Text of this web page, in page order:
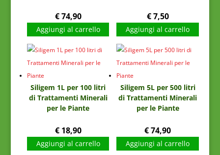
€74,90
Aggiungi al carrello
€7,50
Aggiungi al carrello
Siligem 1L per 100 litri
di Trattamenti Minerali
per le Piante
€18,90
Aggiungi al carrello
Siligem 5L per 500 litri
di Trattamenti Minerali
per le Piante
€74,90
Aggiungi al carrello